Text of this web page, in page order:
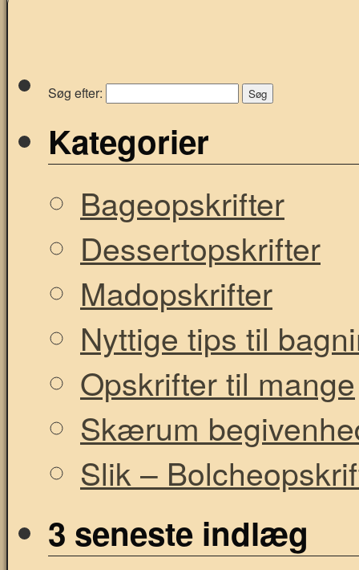
Søg efter:
Kategorier
Bageopskrifter
Dessertopskrifter
Madopskrifter
Nyttige tips til
Opskrifter til mange
Skærum
Slik –
3 seneste indlæg